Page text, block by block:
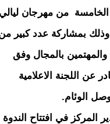
من مهرجان ليالي
وذلك بمشاركة عدد كبير
والمهتمين بالمجال وفق
عن اللجنة الاعلامية
الوئام.
المركز في افتتاح